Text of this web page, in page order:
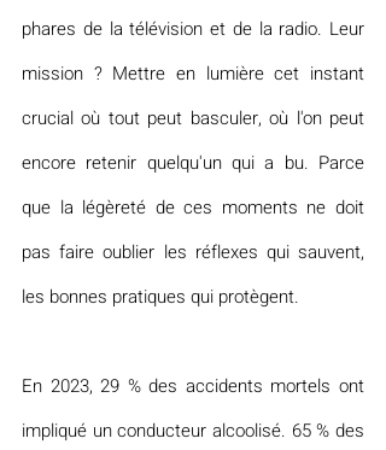
phares de la télévision et de la radio. Leur
mission ? Mettre en lumière cet instant
crucial où tout peut basculer, où l'on peut
encore retenir quelqu'un qui a bu. Parce
que la légèreté de ces moments ne doit
pas faire oublier les réflexes qui sauvent,
les bonnes pratiques qui protègent.
En 2023, 29 % des accidents mortels ont
impliqué un conducteur alcoolisé. 65 % des